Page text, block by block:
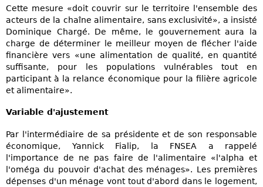
Cette mesure «doit couvrir sur le territoire l'ensemble des
acteurs de la chaîne alimentaire, sans exclusivité», a insisté
Dominique Chargé. De même, le gouvernement aura la
charge de déterminer le meilleur moyen de flécher l'aide
financière vers «une alimentation de qualité, en quantité
suffisante, pour les populations vulnérables tout en
participant à la relance économique pour la filière agricole
et alimentaire».
Variable d'ajustement
Par l'intermédiaire de sa présidente et de son responsable
économique, Yannick Fialip, la FNSEA a rappelé
l'importance de ne pas faire de l'alimentaire «l'alpha et
l'oméga du pouvoir d'achat des ménages». Les premières
dépenses d'un ménage vont tout d'abord dans le logement,